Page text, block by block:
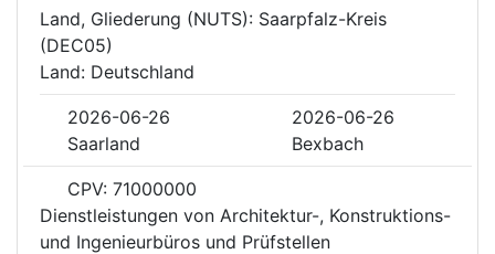
Land, Gliederung (NUTS): Saarpfalz-Kreis
(DEC05)
Land: Deutschland
2026-06-26
2026-06-26
Saarland
Bexbach
CPV: 71000000
Dienstleistungen von Architektur-, Konstruktions-
und Ingenieurbüros und Prüfstellen